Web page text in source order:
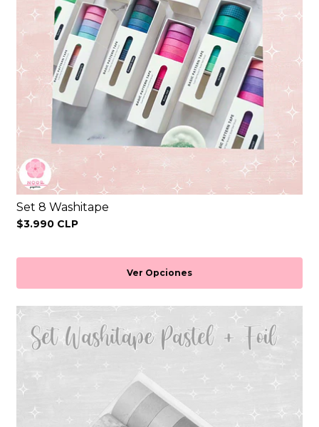
Set 8 Washitape
$3.990 CLP
Ver Opciones